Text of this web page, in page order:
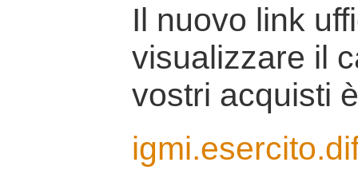
Il nuovo link
visualizzare il
vostri acquisti